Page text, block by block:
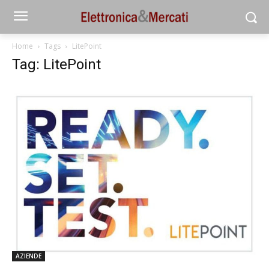
Home Tags LitePoint
Tag: LitePoint
AZIENDE